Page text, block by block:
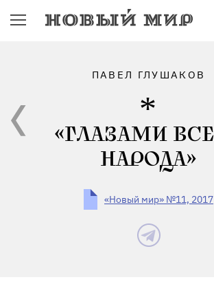
ПАВЕЛ ГЛУШАКОВ
«ГЛАЗАМИ
НАРОДА»
«Новый мир» №11, 2017